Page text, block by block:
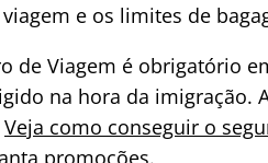
e os limites de
de Viagem é obrigatório
na hora da imigração.
Veja como conseguir o